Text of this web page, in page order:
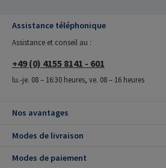
Assistance téléphonique
Assistance et conseil au :
+49 (0) 4155 8141 - 601
lu.-je. 08 – 16:30 heures, ve. 08 – 16 heures
Nos avantages
Modes de livraison
Modes de paiement